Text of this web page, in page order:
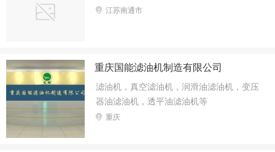
江苏南通市
重庆国能滤油机制造有限公司
滤油机，真空滤油机，润滑油滤油机，变压
器油滤油机，透平油滤油机等
重庆